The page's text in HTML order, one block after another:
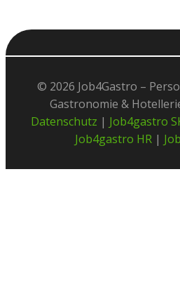
© 2026 Job4Gastro –
Gastronomie &
Datenschutz | Job4gastro
Job4gastro HR|